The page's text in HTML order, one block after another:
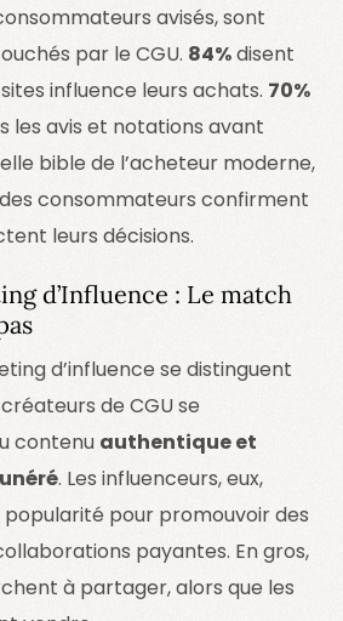
avisés, sont
par le CGU. 84%disent
influence leurs achats. 70%
les avis et notations avant
bible de l’acheteur moderne,
des consommateurs confirment
leurs décisions.
d’Influence : Le match
d’influence se distinguent
de CGU se
contenu authentique et
. Les influenceurs, eux,
pour promouvoir des
payantes. En gros,
à partager, alors que les